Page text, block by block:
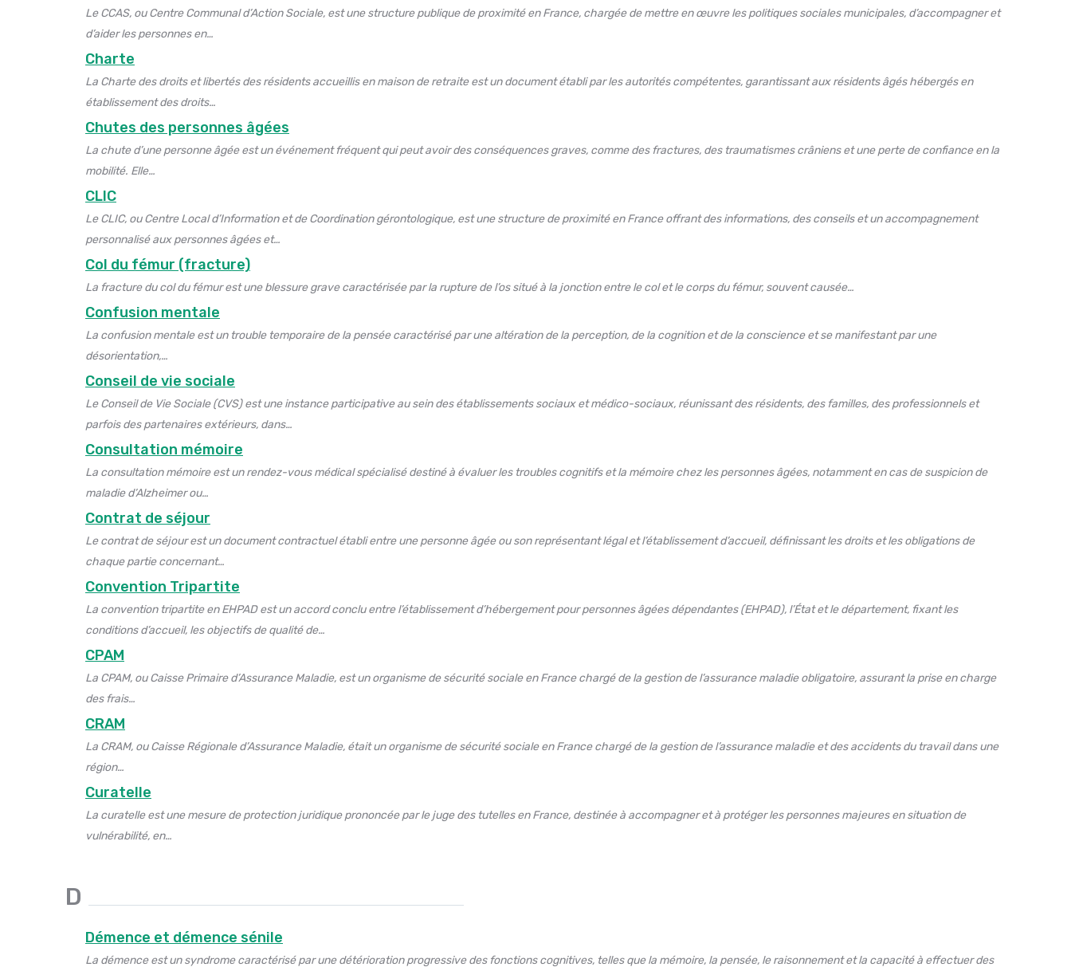
Le CCAS, ou Centre Communal d’Action Sociale, est une structure publique de proximité en France, chargée de mettre en œuvre les politiques sociales municipales, d’accompagner et
d’aider les personnes en…
Charte
La Charte des droits et libertés des résidents accueillis en maison de retraite est un document établi par les autorités compétentes, garantissant aux résidents âgés hébergés en
établissement des droits…
Chutes des personnes âgées
La chute d’une personne âgée est un événement fréquent qui peut avoir des conséquences graves, comme des fractures, des traumatismes crâniens et une perte de confiance en la
mobilité. Elle…
CLIC
Le CLIC, ou Centre Local d’Information et de Coordination gérontologique, est une structure de proximité en France offrant des informations, des conseils et un accompagnement
personnalisé aux personnes âgées et…
Col du fémur (fracture)
La fracture du col du fémur est une blessure grave caractérisée par la rupture de l’os situé à la jonction entre le col et le corps du fémur, souvent causée…
Confusion mentale
La confusion mentale est un trouble temporaire de la pensée caractérisé par une altération de la perception, de la cognition et de la conscience et se manifestant par une
désorientation,…
Conseil de vie sociale
Le Conseil de Vie Sociale (CVS) est une instance participative au sein des établissements sociaux et médico-sociaux, réunissant des résidents, des familles, des professionnels et
parfois des partenaires extérieurs, dans…
Consultation mémoire
La consultation mémoire est un rendez-vous médical spécialisé destiné à évaluer les troubles cognitifs et la mémoire chez les personnes âgées, notamment en cas de suspicion de
maladie d’Alzheimer ou…
Contrat de séjour
Le contrat de séjour est un document contractuel établi entre une personne âgée ou son représentant légal et l’établissement d’accueil, définissant les droits et les obligations de
chaque partie concernant…
Convention Tripartite
La convention tripartite en EHPAD est un accord conclu entre l’établissement d’hébergement pour personnes âgées dépendantes (EHPAD), l’État et le département, fixant les
conditions d’accueil, les objectifs de qualité de…
CPAM
La CPAM, ou Caisse Primaire d’Assurance Maladie, est un organisme de sécurité sociale en France chargé de la gestion de l’assurance maladie obligatoire, assurant la prise en charge
des frais…
CRAM
La CRAM, ou Caisse Régionale d’Assurance Maladie, était un organisme de sécurité sociale en France chargé de la gestion de l’assurance maladie et des accidents du travail dans une
région…
Curatelle
La curatelle est une mesure de protection juridique prononcée par le juge des tutelles en France, destinée à accompagner et à protéger les personnes majeures en situation de
vulnérabilité, en…
D
Démence et démence sénile
La démence est un syndrome caractérisé par une détérioration progressive des fonctions cognitives, telles que la mémoire, la pensée, le raisonnement et la capacité à effectuer des